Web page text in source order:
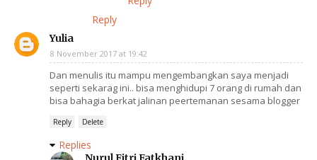
Reply
Yulia
8 November 2017 at 19:42
Dan menulis itu mampu mengembangkan saya menjadi
seperti sekarag ini.. bisa menghidupi 7 orang di rumah dan
bisa bahagia berkat jalinan peertemanan sesama blogger
Reply Delete
Replies